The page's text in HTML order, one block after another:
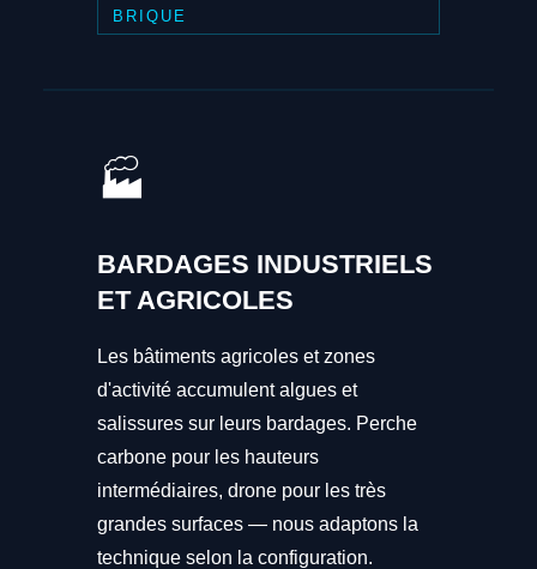
BRIQUE
🏭
BARDAGES INDUSTRIELS
ET AGRICOLES
Les bâtiments agricoles et zones
d'activité accumulent algues et
salissures sur leurs bardages. Perche
carbone pour les hauteurs
intermédiaires, drone pour les très
grandes surfaces — nous adaptons la
technique selon la configuration.